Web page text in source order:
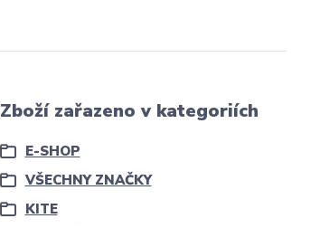
Zboží zařazeno v kategoriích
E-SHOP
VŠECHNY ZNAČKY
KITE